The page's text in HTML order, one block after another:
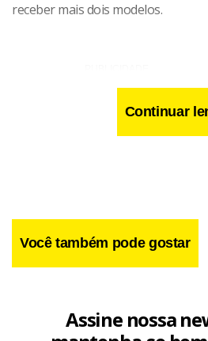
receber mais dois modelos.
Continuar
Você também pode gostar
Assine nossa